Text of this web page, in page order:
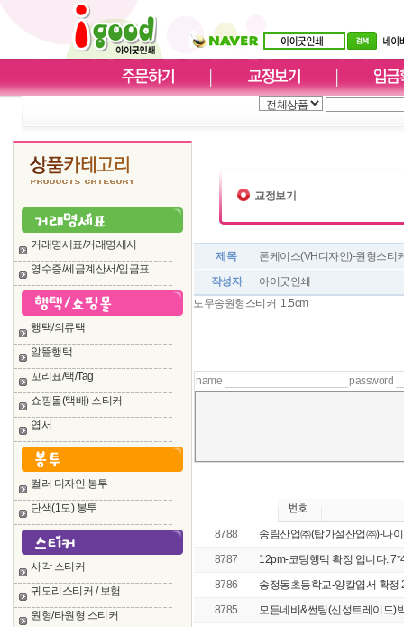
거래명세표/거래명세서
영수증/세금계산서/입금표
행택/의류택
알뜰행택
꼬리표/택/Tag
쇼핑몰(택배) 스티커
엽서
컬러 디자인 봉투
단색(1도) 봉투
사각 스티커
귀도리스티커 / 보험
원형/타원형 스티커
교정보기
제목
폰케이스(VH디자인)-원형스티
작성자
아이굿인쇄
도무송원형스티커 1.5cm
name password
8788
송림산업㈜(탑가설산업㈜)-나
8787
12pm-코팅행택 확정 입니다.
8786
송정동초등학교-양칼엽서 확정
8785
모든네비&썬팅(신성트레이드)